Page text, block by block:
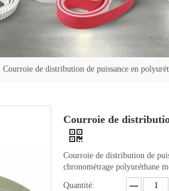
Courroie de distribution de puissance en
Courroie de
Courroie de distribution de
chronométrage polyuréthane
Quantité: